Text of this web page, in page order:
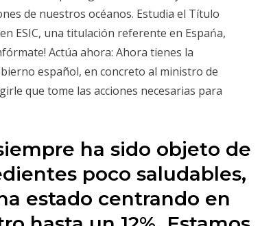
de nuestros océanos. Estudia el Título
ESIC, una titulación referente en Espańa,
Actúa ahora: Ahora tienes la
español, en concreto al ministro de
que tome las acciones necesarias para
ha sido objeto de
poco saludables,
estado centrando en